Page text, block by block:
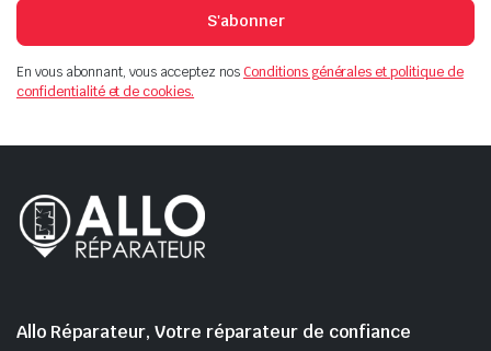
S'abonner
En vous abonnant, vous acceptez nosConditions générales et politique de
confidentialité et de cookies.
Allo Réparateur, Votre réparateur de confiance